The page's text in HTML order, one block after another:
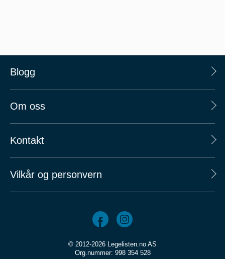
Blogg
Om oss
Kontakt
Vilkår og personvern
© 2012-2026 Legelisten.no AS
Org.nummer: 998 354 528